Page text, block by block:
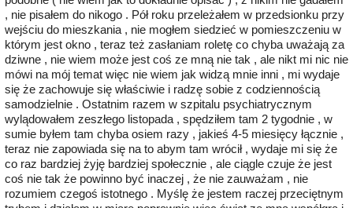
, nie pisałem do nikogo . Pół roku przeleżałem w przedsionku przy
wejściu do mieszkania , nie mogłem siedzieć w pomieszczeniu w
którym jest okno , teraz też zasłaniam roletę co chyba uważają za
dziwne , nie wiem może jest coś ze mną nie tak , ale nikt mi nic nie
mówi na mój temat więc nie wiem jak widzą mnie inni , mi wydaje
się że zachowuje się właściwie i radzę sobie z codziennością
samodzielnie . Ostatnim razem w szpitalu psychiatrycznym
wylądowałem zeszłego listopada , spędziłem tam 2 tygodnie , w
sumie byłem tam chyba osiem razy , jakieś 4-5 miesięcy łącznie ,
teraz nie zapowiada się na to abym tam wrócił , wydaje mi się że
co raz bardziej żyję bardziej społecznie , ale ciągle czuje że jest
coś nie tak że powinno być inaczej , że nie zauważam , nie
rozumiem czegoś istotnego . Myślę że jestem raczej przeciętnym